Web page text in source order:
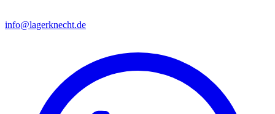
info@lagerknecht.de